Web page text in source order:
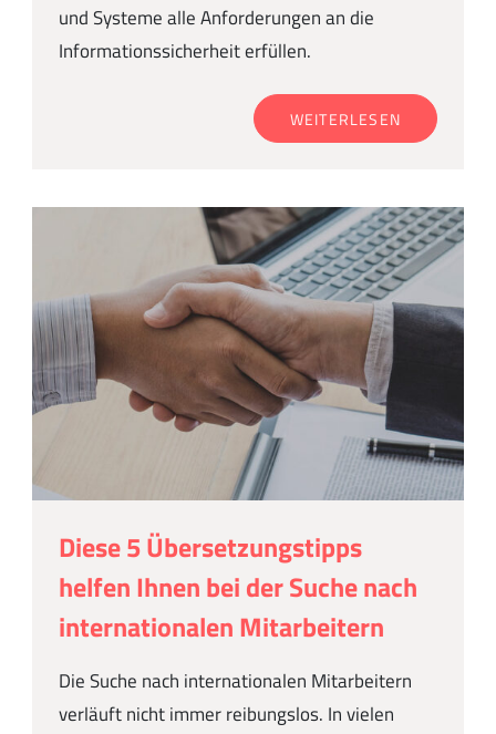
und Systeme alle Anforderungen an die
Informationssicherheit erfüllen.
WEITERLESEN
Diese 5 Übersetzungstipps
helfen Ihnen bei der Suche nach
internationalen Mitarbeitern
Die Suche nach internationalen Mitarbeitern
verläuft nicht immer reibungslos. In vielen